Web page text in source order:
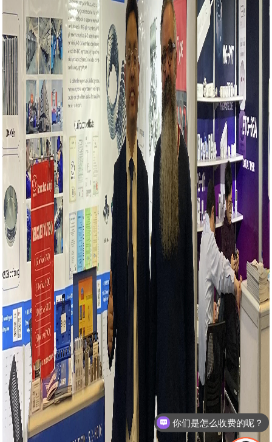
你们是怎么收费的呢？
现在有优惠活动么？